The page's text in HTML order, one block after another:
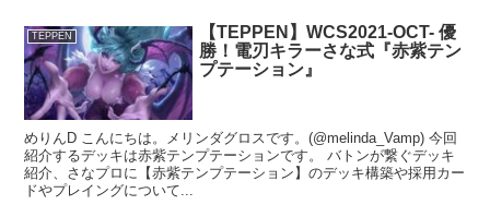
TEPPEN
【TEPPEN】WCS2021-OCT- 優
勝！電刃キラーさな式『赤紫テン
プテーション』
めりんD こんにちは。メリンダグロスです。(@melinda_Vamp) 今回
紹介するデッキは赤紫テンプテーションです。 バトンが繋ぐデッキ
紹介、さなプロに【赤紫テンプテーション】のデッキ構築や採用カー
ドやプレイングについて...